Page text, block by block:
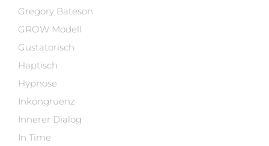
Gregory Bateson
GROW Modell
Gustatorisch
Haptisch
Hypnose
Inkongruenz
Innerer Dialog
In Time